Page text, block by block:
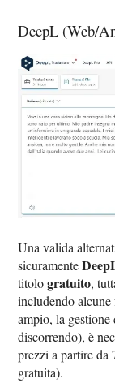
DeepL (Web/
Una valida
sicuramente
titologratuito,
includendo
ampio, la
discorrendo), è
prezzi a partire da
gratuita).